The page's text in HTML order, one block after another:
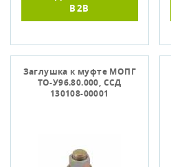
B2B
Заглушка к муфте МОПГ
ТО-У96.80.000, ССД
130108-00001